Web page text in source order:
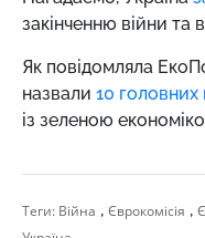
закінченню війни та
Як повідомляла
назвали 10 головних
із зеленою
Теги: Війна , Єврокомісія ,